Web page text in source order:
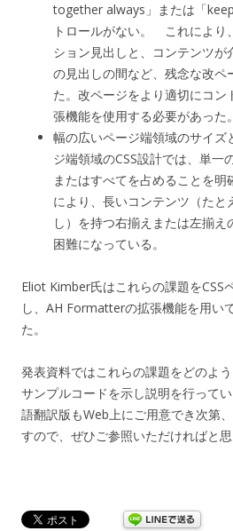
together always」または「
トロールがない。 これにより
ション見出しと、コンテンツが
の見出しの間など、残念な改ペ
た。改ページをより適切にコン
張機能を使用する必要があった。
幅の広いページ端領域のサイズ
ジ端領域のCSS設計では、単一
またはすべてを占めることを
により、長いコンテンツ（たと
し）を持つ右揃えまたは左揃
困難になっている。
Eliot Kimber氏はこれらの課題をCSS
し、AH Formatterの拡張機能を用い
た。
発表資料ではこれらの課題をどのよ
サンプルコードを示し説明を行って
語翻訳版もWeb上にご用意でき次第
すので、ぜひご参照いただければと思